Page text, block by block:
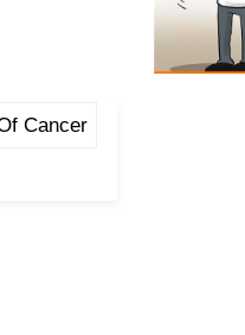
Cancer